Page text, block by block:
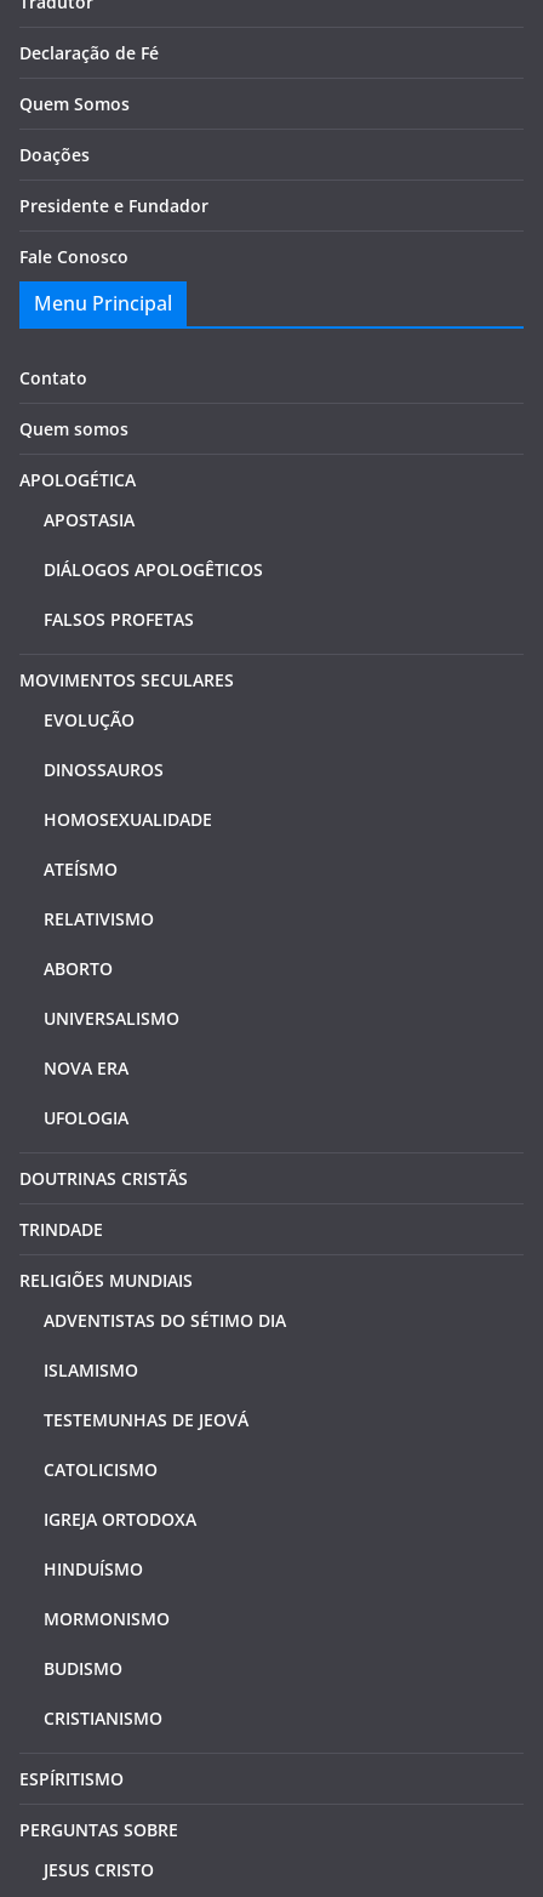
Declaração de Fé
Quem Somos
Doações
Presidente e Fundador
Fale Conosco
Menu Principal
Contato
Quem somos
APOLOGÉTICA
APOSTASIA
DIÁLOGOS APOLOGÊTICOS
FALSOS PROFETAS
MOVIMENTOS SECULARES
EVOLUÇÃO
DINOSSAUROS
HOMOSEXUALIDADE
ATEÍSMO
RELATIVISMO
ABORTO
UNIVERSALISMO
NOVA ERA
UFOLOGIA
DOUTRINAS CRISTÃS
TRINDADE
RELIGIÕES MUNDIAIS
ADVENTISTAS DO SÉTIMO DIA
ISLAMISMO
TESTEMUNHAS DE JEOVÁ
CATOLICISMO
IGREJA ORTODOXA
HINDUÍSMO
MORMONISMO
BUDISMO
CRISTIANISMO
ESPÍRITISMO
PERGUNTAS SOBRE
JESUS CRISTO